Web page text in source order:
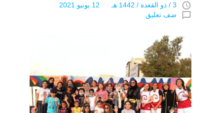
access_time 3 / ذو القعدة / 1442 هـ 12 يونيو 2021
chat_bubble_outline ضف تعليق